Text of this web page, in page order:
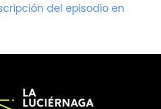
del episodio en